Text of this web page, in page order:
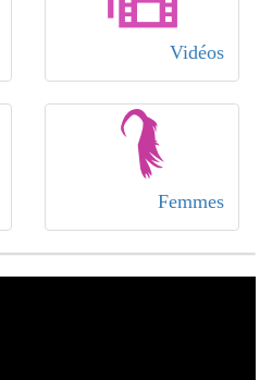
Vidéos
Femmes